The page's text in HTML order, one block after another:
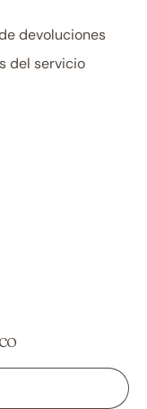
devoluciones
del servicio